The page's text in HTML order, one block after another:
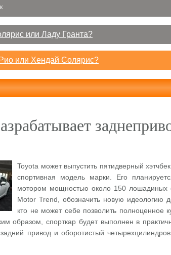
или Ладу Гранта?
или Хендай Солярис?
Toyota может выпустить пятидверный
спортивная модель марки. Его
мотором мощностью около 150 лошадиных
Motor Trend, обозначить новую идеологию
кто не может себе позволить полноценное
образом, спорткар будет выполнен в
привод и оборотистый